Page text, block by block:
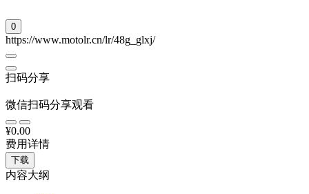
0
https://www.motolr.cn/lr/48g_glxj/
扫码分享
微信扫码分享观看
¥0.00
费用详情
下载
内容大纲